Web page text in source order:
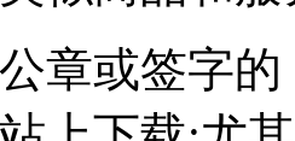
章或签字